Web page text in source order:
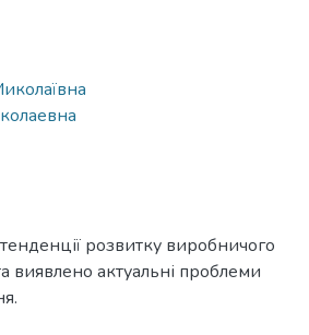
розвитку виробничого
виявлено актуальні проблеми